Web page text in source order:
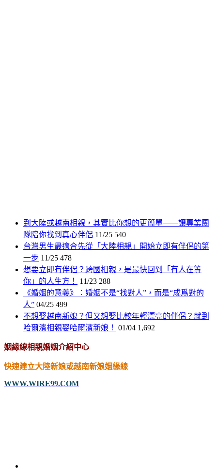
到大陸或越南相親，其實比你想的更簡單——讓專業團
隊陪你找到真心伴侶 11/25 540
台灣男生最適合先從「大陸相親」開始立即有伴侶的第
一步 11/25 478
想要立即有伴侶？跨國相親，是最快回到「有人在等
你」的人生方！
11/23 288
《婚姻的意義》：婚姻不是“找對人”，而是“成爲對的
人” 04/25 499
不想娶越南新娘？但又想娶比較年輕漂亮的伴侶？就到
哈爾濱相親娶哈爾濱新娘！
01/04 1,692
姻緣線相親婚姻介紹中心
快速建立大陸新娘或越南新娘姻緣線
WWW.WIRE99.COM